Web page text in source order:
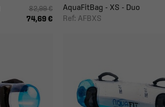
82,99 €
74,69 €
AquaFitBag - XS - Duo
Ref: AFBXS